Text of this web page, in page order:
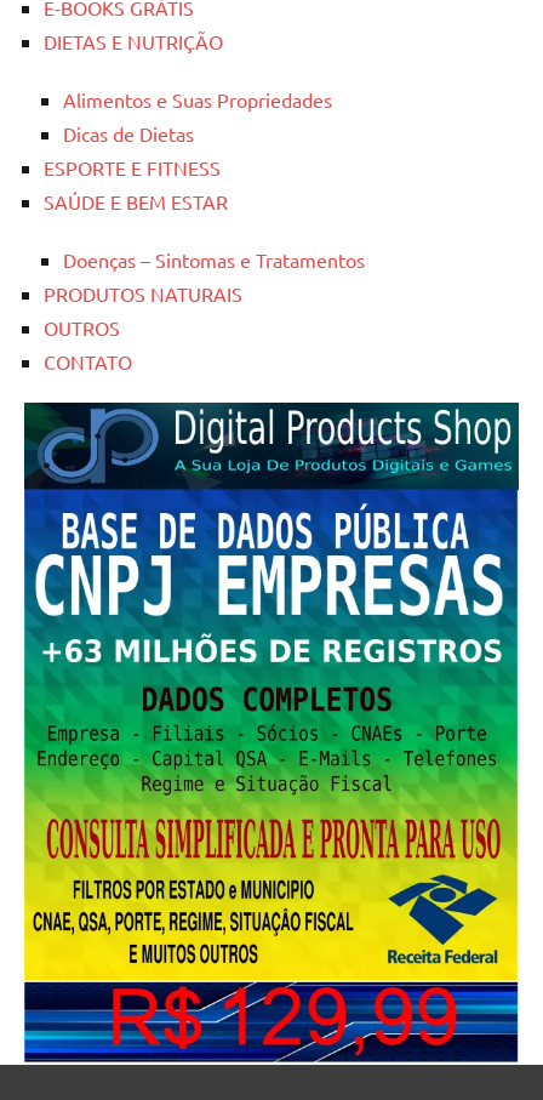
E-BOOKS GRÁTIS
DIETAS E NUTRIÇÃO
Alimentos e Suas Propriedades
Dicas de Dietas
ESPORTE E FITNESS
SAÚDE E BEM ESTAR
Doenças – Sintomas e Tratamentos
PRODUTOS NATURAIS
OUTROS
CONTATO